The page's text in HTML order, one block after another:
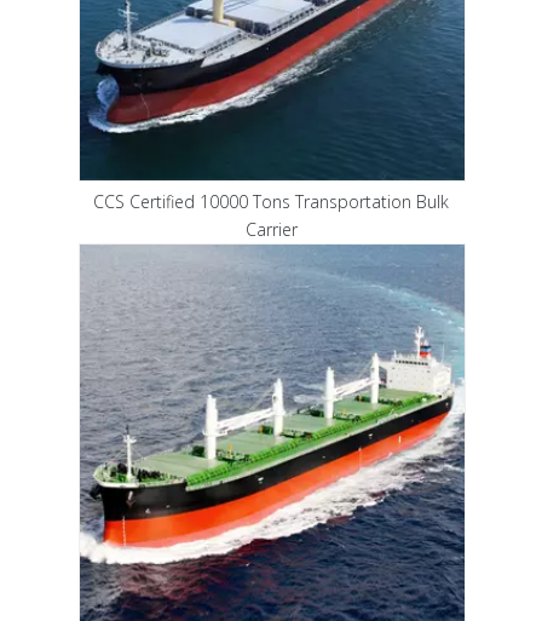
CCS Certified 10000 Tons Transportation Bulk
Carrier